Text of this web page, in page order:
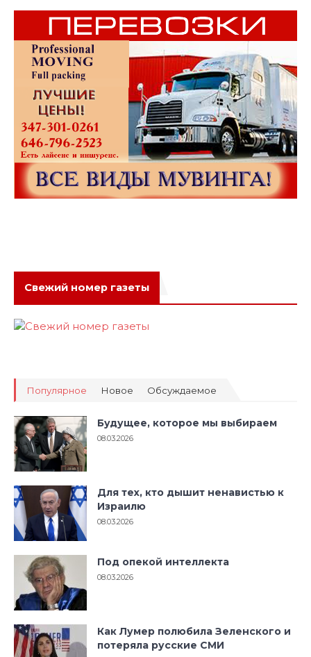
Свежий номер газеты
Популярное Новое Обсуждаемое
Будущее, которое мы выбираем
08.03.2026
Для тех, кто дышит ненавистью к
Израилю
08.03.2026
Под опекой интеллекта
08.03.2026
Как Лумер полюбила Зеленского и
потеряла русские СМИ